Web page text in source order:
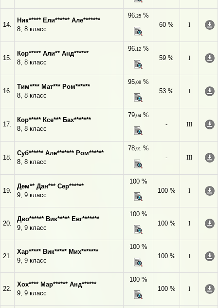
14.
Ник***** Ели****** Але*******
8, 8 класс
96,25%
60 %
I
15.
Кор***** Али** Анд******
8, 8 класс
96,12%
59 %
I
16.
Тим**** Мат*** Ром******
8, 8 класс
95,08%
53 %
I
17.
Кор***** Ксе*** Бах*******
8, 8 класс
79,04%
-
III
18.
Суб****** Але******* Ром******
8, 8 класс
78,91%
-
III
19.
Дем** Дан*** Сер******
9, 9 класс
100 %
100 %
I
20.
Дво****** Вик***** Евг*******
9, 9 класс
100 %
100 %
I
21.
Хар***** Вик***** Мих*******
9, 9 класс
100 %
100 %
I
22.
Хох**** Мар****** Анд******
9, 9 класс
100 %
100 %
I